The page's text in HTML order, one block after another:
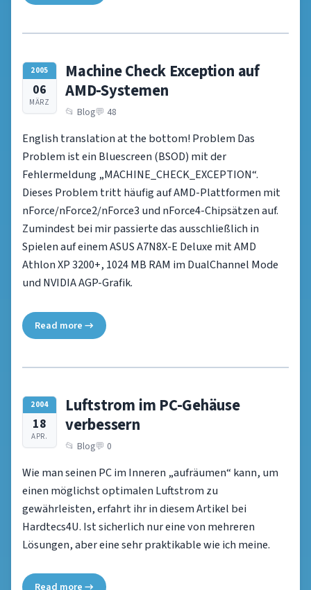
2005
06
MÄRZ
Machine Check Exception auf
AMD-Systemen
Blog 48
English translation at the bottom! Problem Das
Problem ist ein Bluescreen (BSOD) mit der
Fehlermeldung „MACHINE_CHECK_EXCEPTION“.
Dieses Problem tritt häufig auf AMD-Plattformen mit
nForce/nForce2/nForce3 und nForce4-Chipsätzen auf.
Zumindest bei mir passierte das ausschließlich in
Spielen auf einem ASUS A7N8X-E Deluxe mit AMD
Athlon XP 3200+, 1024 MB RAM im DualChannel Mode
und NVIDIA AGP-Grafik.
Read more →
2004
18
APR.
Luftstrom im PC-Gehäuse
verbessern
Blog 0
Wie man seinen PC im Inneren „aufräumen“ kann, um
einen möglichst optimalen Luftstrom zu
gewährleisten, erfahrt ihr in diesem Artikel bei
Hardtecs4U. Ist sicherlich nur eine von mehreren
Lösungen, aber eine sehr praktikable wie ich meine.
Read more →